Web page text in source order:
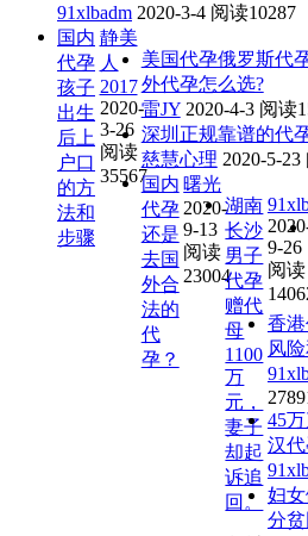
91xlbadm 2020-3-4 阅读10287
国内
代孕
孩子
出生
后上
户口
的方
法和
步骤
静美
人
2017
2020-
3-26
阅读
35567
美国代孕俄罗斯代
外代孕怎么选?
雷JY 2020-4-3 阅读
深圳正规靠谱的代
慈慧心理 2020-5-23
国内
代孕
还是
去国
外合
法的
代
孕？
曙光
2020-
9-13
阅读
23004
湖南
长沙
男子
代孕
赠代
母
1100
万
元，
妻子
却起
诉追
回。
9-26
阅读
香
风
45
汉
妇
分